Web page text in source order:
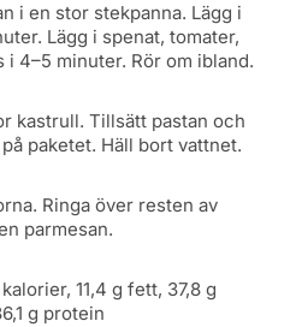
i en stor stekpanna. Lägg i
Lägg i spenat, tomater,
4–5 minuter. Rör om ibland.
kastrull. Tillsätt pastan och
paketet. Häll bort vattnet.
Ringa över resten av
parmesan.
11,4 g fett, 37,8 g
g protein